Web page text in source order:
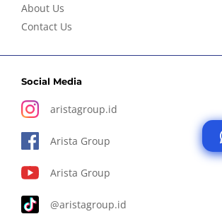
About Us
Contact Us
Social Media
aristagroup.id
Arista Group
Arista Group
@aristagroup.id